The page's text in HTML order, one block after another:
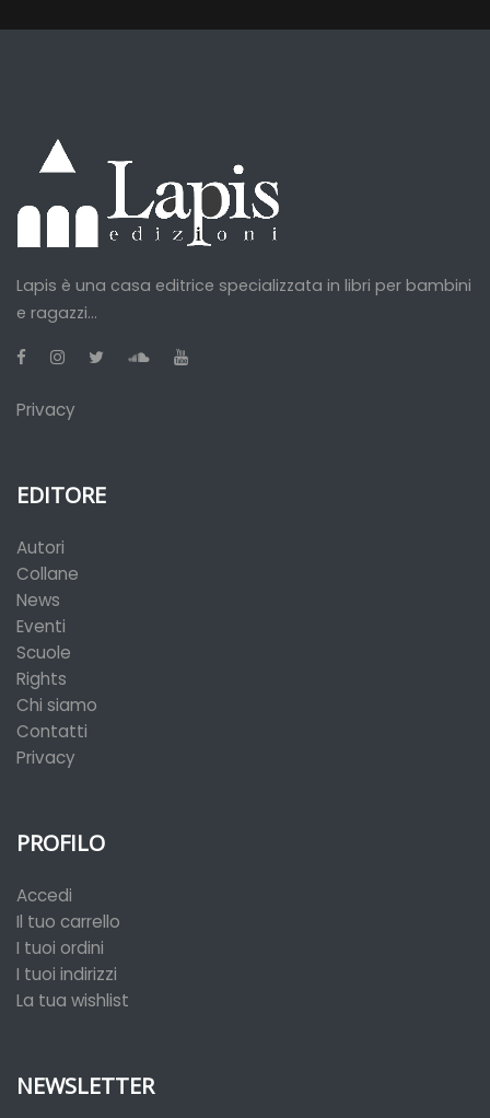
Lapis è una casa editrice specializzata in libri per bambini
e ragazzi...
Privacy
EDITORE
Autori
Collane
News
Eventi
Scuole
Rights
Chi siamo
Contatti
Privacy
PROFILO
Accedi
Il tuo carrello
I tuoi ordini
I tuoi indirizzi
La tua wishlist
NEWSLETTER